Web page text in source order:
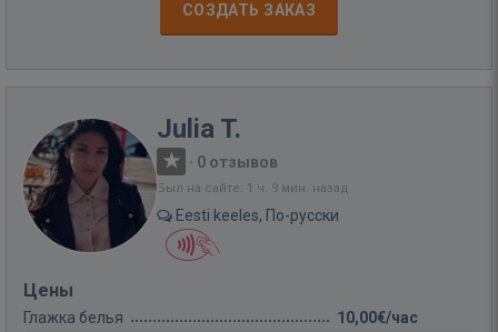
СОЗДАТЬ ЗАКАЗ
Julia T.
· 0 отзывов
Был на сайте: 1 ч. 9 мин. назад
Eesti keeles, По-русски
Цены
Глажка белья
10,00€/час